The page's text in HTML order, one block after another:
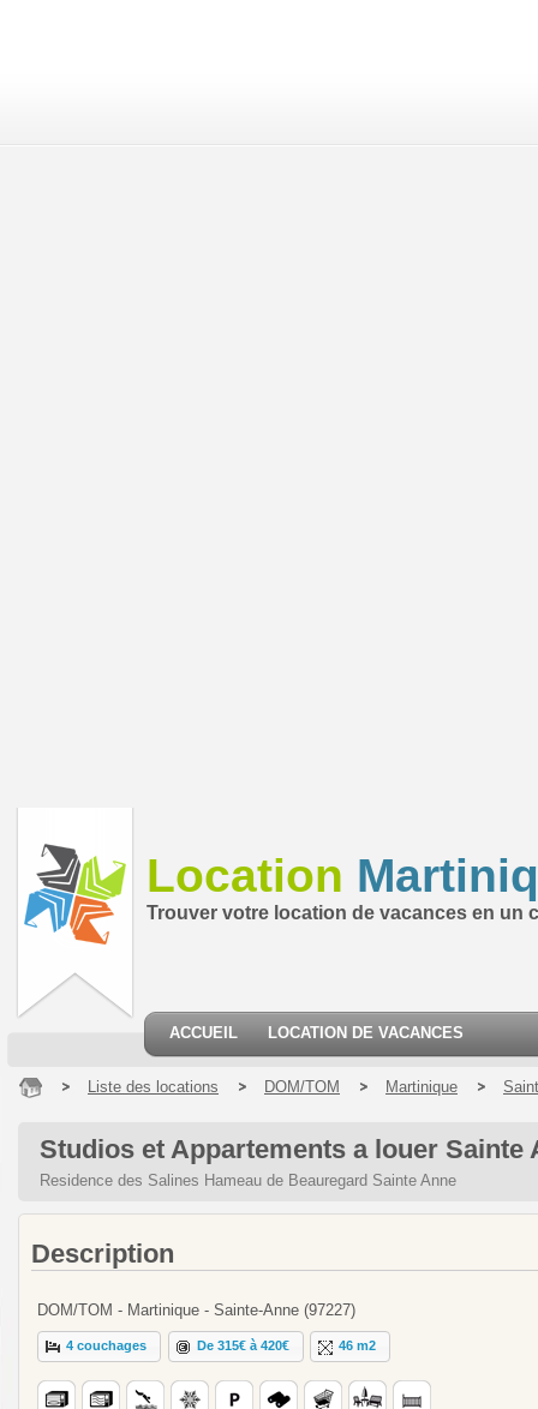
Location
Trouver votre location de vacances en un
ACCUEIL LOCATION DE VACANCES
Liste des locations DOM/TOM Martinique
Studios et Appartements a louer Sainte
Residence des Salines Hameau de Beauregard Sainte Anne
Description
DOM/TOM - Martinique - Sainte-Anne (97227)
4 couchages De 315€ à 420€ 46 m2